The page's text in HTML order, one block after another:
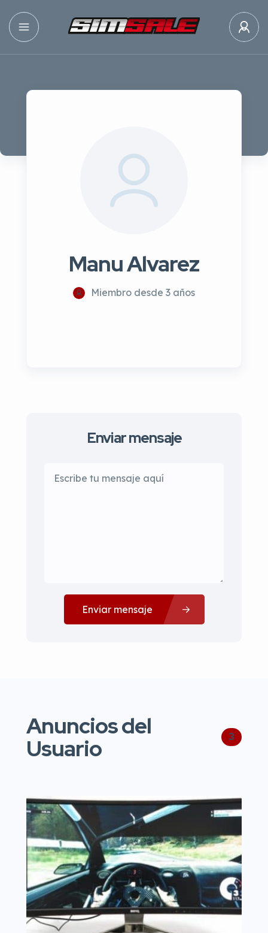
Manu Alvarez
Miembro desde 3 años
Enviar mensaje
Enviar mensaje
Anuncios del
Usuario 3